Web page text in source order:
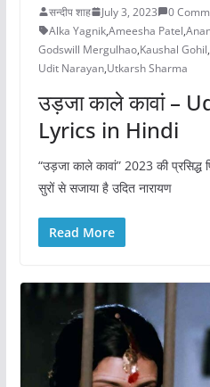
सन्दीप शाह July 3, 2023
0
Alka Yagnik,Ameesha Patel,
Godswill Mergulhao,Kaushal Gohil,
Udit Narayan,Utkarsh Sharma
उड़जा काले कावां –
Lyrics in Hindi
“उड़जा काले कावां” 2023 की
सुरों से सजाया है उदित नारायण
Read More